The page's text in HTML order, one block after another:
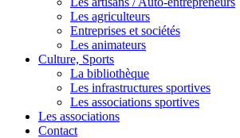
Les agriculteurs
Entreprises et sociétés
Les animateurs
Culture, Sports
La bibliothèque
Les infrastructures sportives
Les associations sportives
Les associations
Contact